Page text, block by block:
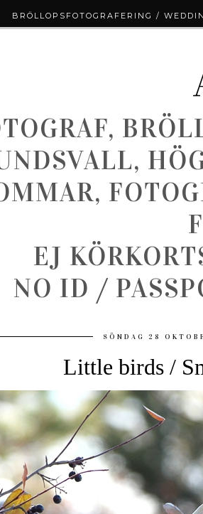
EJ
NO ID /
SÖNDAG 28
Little birds /
BRÖLLOPSFOTOGRAFERING /